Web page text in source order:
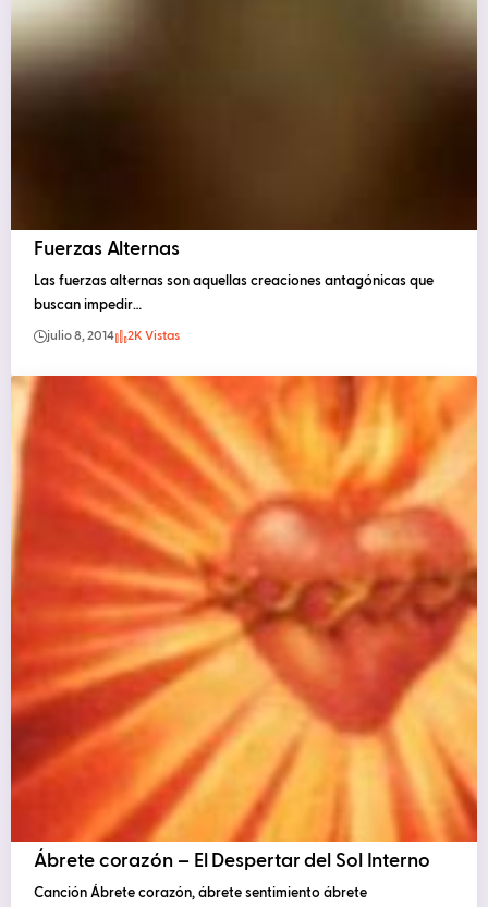
Fuerzas Alternas
Las fuerzas alternas son aquellas creaciones antagónicas que
buscan impedir…
julio 8, 2014 2K Vistas
Ábrete corazón – El Despertar del Sol Interno
Canción Ábrete corazón, ábrete sentimiento ábrete